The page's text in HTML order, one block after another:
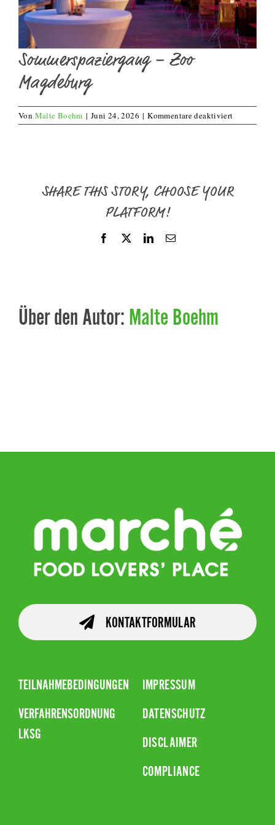
Sommerspaziergang – Zoo
Magdeburg
Von Malte Boehm | Juni 24, 2026 | Kommentare deaktiviertfür
SHARE THIS STORY, CHOOSE YOUR
PLATFORM!
Facebook LinkedIn
E-
Über den Autor: Malte Boehm
KONTAKTFORMULAR
TEILNAHMEBEDINGUNGEN
VERFAHRENSORDNUNG
LKSG
IMPRESSUM
DATENSCHUTZ
DISCLAIMER
COMPLIANCE